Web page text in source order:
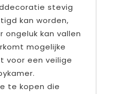
stevig
kan worden,
kan vallen
mogelijke
voor een veilige
te kopen die